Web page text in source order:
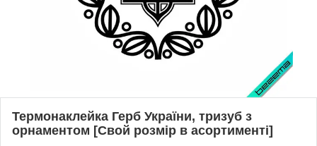
Термонаклейка Герб України, тризуб з
орнаментом [Свой розмір в асортименті]